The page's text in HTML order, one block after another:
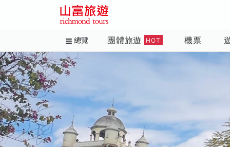
總覽 團體旅遊 HOT 機票